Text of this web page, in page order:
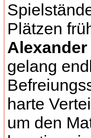
Plätzen
Alexander
gelang
harte
um den